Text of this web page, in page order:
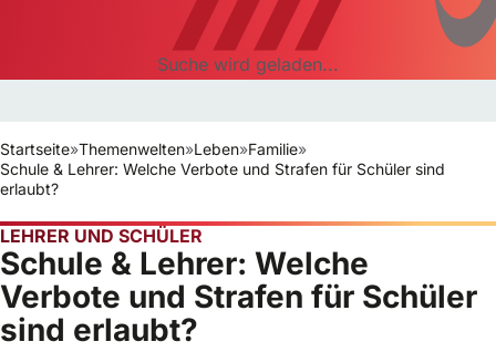
Suche wird geladen...
Startseite»Themenwelten»Leben»Familie»
Schule & Lehrer: Welche Verbote und Strafen für Schüler sind
erlaubt?
LEHRER UND SCHÜLER
Schule & Lehrer: Welche
Verbote und Strafen für Schüler
sind erlaubt?